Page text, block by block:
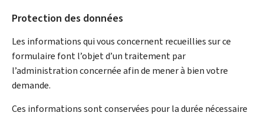
Protection des données
Les informations qui vous concernent recueillies sur ce
formulaire font l’objet d’un traitement par
l’administration concernée afin de mener à bien votre
demande.
Ces informations sont conservées pour la durée nécessaire